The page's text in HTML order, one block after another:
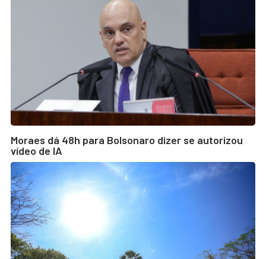
Moraes dá 48h para Bolsonaro dizer se autorizou
vídeo de IA